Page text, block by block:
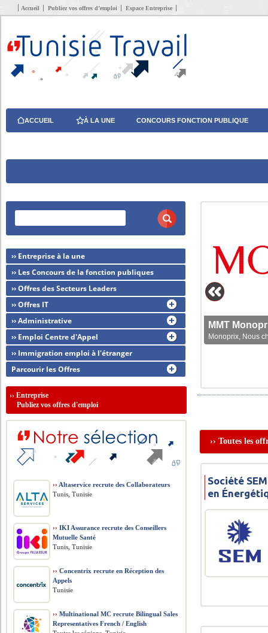
Accueil Publiez vos offres d’emploi Espace Entreprise
ACCUEIL À LA UNE CONCOURS FONCTION PUBLIQUE
MMT
Monoprix, Nous
›› Toutes les
Société
en
›› Entreprise à la une
›› Les Concours de la fonction publiques
›› Offres des Secteurs Leaders
›› Offres IT
›› Administrative
›› Emploi Centre d'Appel
›› Immigration emploi à l'étranger
Parcourir les Offres
››Entreprise
Publiez vos offres d'emploi
›› Altaservice recrute des Collaborateurs
Tunis, Tunisie
›› IKI Assurance recrute des Conseillers
Mutuelle Santé
Tunis, Tunisie
›› Concentrix recrute en Réception des
Appels
Tunisie
›› Multinational MC recrute Bilingual Sales
Representatives French / English